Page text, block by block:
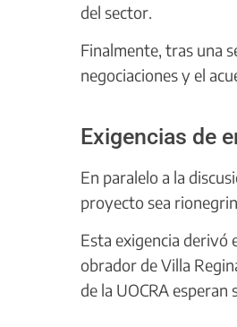
del sector.
Finalmente, tras una
negociaciones y el
Exigencias de
En paralelo a la
proyecto sea
Esta exigencia derivó
obrador de Villa
de la UOCRA